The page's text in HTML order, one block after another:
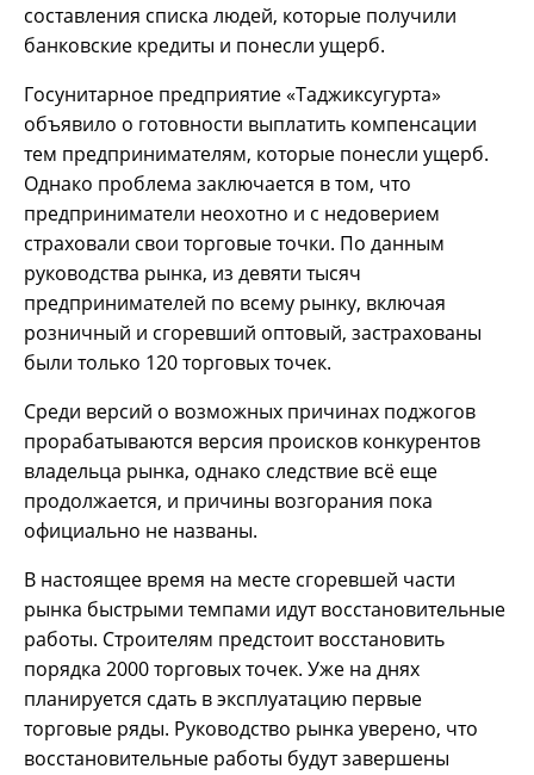
составления списка людей, которые получили
банковские кредиты и понесли ущерб.
Госунитарное предприятие «Таджиксугурта»
объявило о готовности выплатить компенсации
тем предпринимателям, которые понесли ущерб.
Однако проблема заключается в том, что
предприниматели неохотно и с недоверием
страховали свои торговые точки. По данным
руководства рынка, из девяти тысяч
предпринимателей по всему рынку, включая
розничный и сгоревший оптовый, застрахованы
были только 120 торговых точек.
Среди версий о возможных причинах поджогов
прорабатываются версия происков конкурентов
владельца рынка, однако следствие всё еще
продолжается, и причины возгорания пока
официально не названы.
В настоящее время на месте сгоревшей части
рынка быстрыми темпами идут восстановительные
работы. Строителям предстоит восстановить
порядка 2000 торговых точек. Уже на днях
планируется сдать в эксплуатацию первые
торговые ряды. Руководство рынка уверено, что
восстановительные работы будут завершены